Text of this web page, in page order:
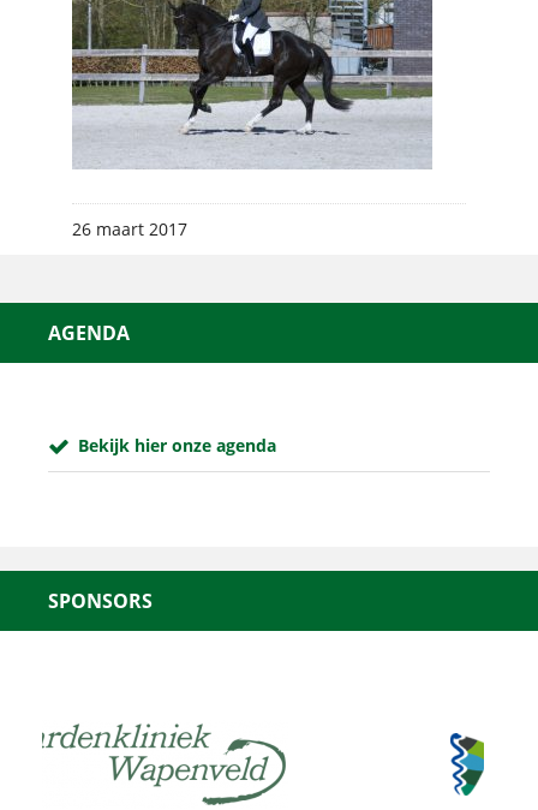
26 maart 2017
AGENDA
Bekijk hier onze agenda
SPONSORS